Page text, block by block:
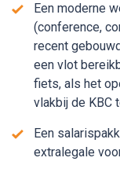
Een moderne
(conference,
recent
een vlot
fiets, als het
vlakbij de KBC
Een
extralegale